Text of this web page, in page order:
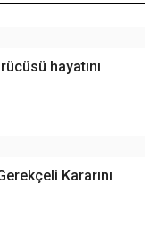
hayatını
Kararını